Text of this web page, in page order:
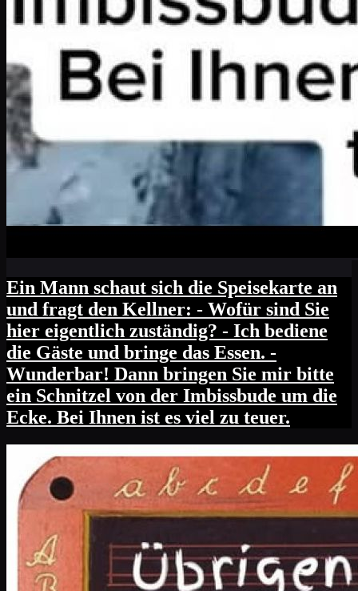
Ein Mann schaut sich die Speisekarte an
und fragt den Kellner: - Wofür sind Sie
hier eigentlich zuständig? - Ich bediene
die Gäste und bringe das Essen. -
Wunderbar! Dann bringen Sie mir bitte
ein Schnitzel von der Imbissbude um die
Ecke. Bei Ihnen ist es viel zu teuer.